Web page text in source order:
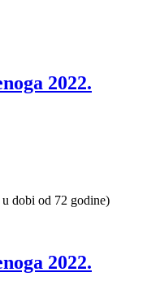
2022.
dobi od 72 godine)
2022.